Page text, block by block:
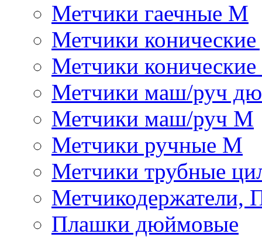
Метчики гаечные М
Метчики
Метчики
Метчики маш/руч
Метчики маш/руч М
Метчики ручные М
Метчики трубные
Метчикодержатели,
Плашки дюймовые